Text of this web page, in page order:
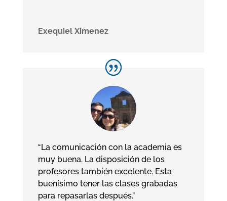
Exequiel Ximenez
“La comunicación con la academia es
muy buena. La disposición de los
profesores también excelente. Esta
buenísimo tener las clases grabadas
para repasarlas después.”